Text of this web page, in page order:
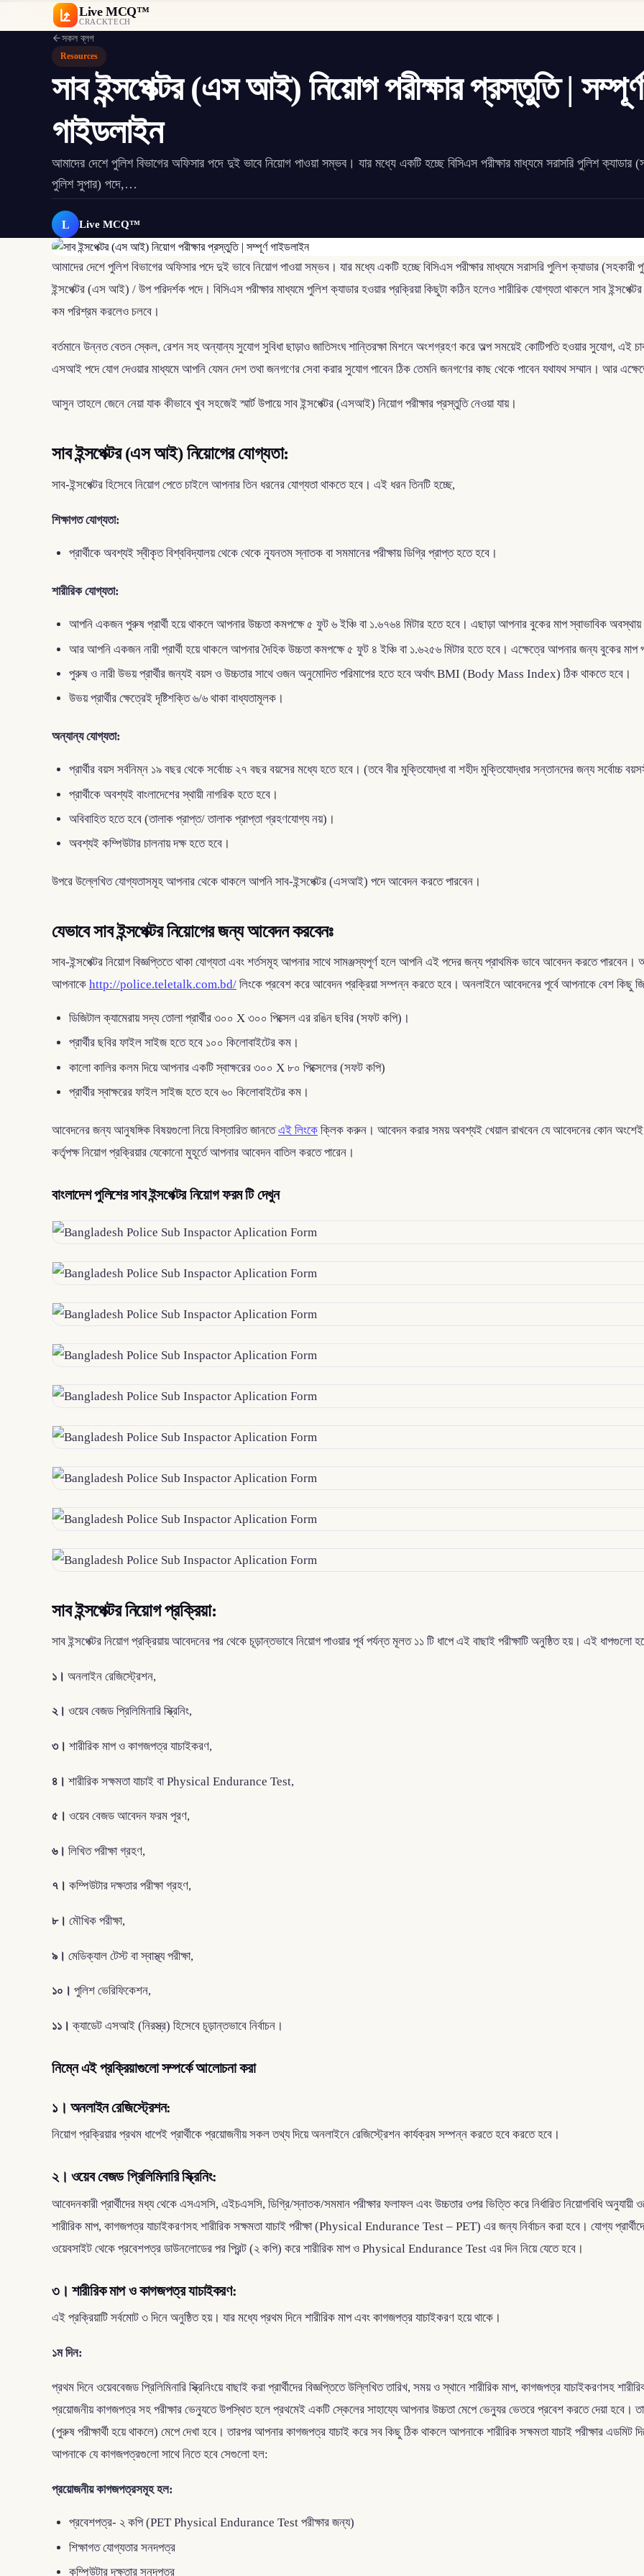
Live MCQ™
CRACKTECH
সকল ব্লগ
Resources
সাব ইন্সপেক্টর (এস আই) নিয়োগ পরীক্ষার প্রস্তুতি | সম্পূর্ণ
গাইডলাইন
আমাদের দেশে পুলিশ বিভাগের অফিসার পদে দুই ভাবে নিয়োগ পাওয়া সম্ভব। যার মধ্যে একটি হচ্ছে বিসিএস পরীক্ষার মাধ্যমে সরাসরি পুলিশ ক্যাডার
পুলিশ সুপার) পদে,…
L Live MCQ™
আমাদের দেশে পুলিশ বিভাগের অফিসার পদে দুই ভাবে নিয়োগ পাওয়া সম্ভব। যার মধ্যে একটি হচ্ছে বিসিএস পরীক্ষার মাধ্যমে সরাসরি পুলিশ ক্যাডার
ইন্সপেক্টর (এস আই) / উপ পরিদর্শক পদে। বিসিএস পরীক্ষার মাধ্যমে পুলিশ ক্যাডার হওয়ার প্রক্রিয়া কিছুটা কঠিন হলেও শারীরিক যোগ্যতা থাকলে সাব
কম পরিশ্রম করলেও চলবে।
বর্তমানে উন্নত বেতন স্কেল, রেশন সহ অন্যান্য সুযোগ সুবিধা ছাড়াও জাতিসংঘ শান্তিরক্ষা মিশনে অংশগ্রহণ করে অল্প সময়েই কোটিপতি হওয়ার সুযোগ, এই
এসআই পদে যোগ দেওয়ার মাধ্যমে আপনি যেমন দেশ তথা জনগণের সেবা করার সুযোগ পাবেন ঠিক তেমনি জনগণের কাছ থেকে পাবেন যথাযথ সম্মান। আর
আসুন তাহলে জেনে নেয়া যাক কীভাবে খুব সহজেই স্মার্ট উপায়ে সাব ইন্সপেক্টর (এসআই) নিয়োগ পরীক্ষার প্রস্তুতি নেওয়া যায়।
সাব ইন্সপেক্টর (এস আই) নিয়োগের যোগ্যতা:
সাব-ইন্সপেক্টর হিসেবে নিয়োগ পেতে চাইলে আপনার তিন ধরনের যোগ্যতা থাকতে হবে। এই ধরন তিনটি হচ্ছে,
শিক্ষাগত যোগ্যতা:
প্রার্থীকে অবশ্যই স্বীকৃত বিশ্ববিদ্যালয় থেকে থেকে ন্যূনতম স্নাতক বা সমমানের পরীক্ষায় ডিগ্রি প্রাপ্ত হতে হবে।
শারীরিক যোগ্যতা:
আপনি একজন পুরুষ প্রার্থী হয়ে থাকলে আপনার উচ্চতা কমপক্ষে ৫ ফুট ৬ ইঞ্চি বা ১.৬৭৬৪ মিটার হতে হবে। এছাড়া আপনার বুকের মাপ স্বাভাবিক
আর আপনি একজন নারী প্রার্থী হয়ে থাকলে আপনার দৈহিক উচ্চতা কমপক্ষে ৫ ফুট ৪ ইঞ্চি বা ১.৬২৫৬ মিটার হতে হবে। এক্ষেত্রে আপনার জন্য বুকের
পুরুষ ও নারী উভয় প্রার্থীর জন্যই বয়স ও উচ্চতার সাথে ওজন অনুমোদিত পরিমাপের হতে হবে অর্থাৎ BMI (Body Mass Index) ঠিক থাকতে হবে।
উভয় প্রার্থীর ক্ষেত্রেই দৃষ্টিশক্তি ৬/৬ থাকা বাধ্যতামূলক।
অন্যান্য যোগ্যতা:
প্রার্থীর বয়স সর্বনিম্ন ১৯ বছর থেকে সর্বোচ্চ ২৭ বছর বয়সের মধ্যে হতে হবে। (তবে বীর মুক্তিযোদ্ধা বা শহীদ মুক্তিযোদ্ধার সন্তানদের জন্য সর্বোচ্চ
প্রার্থীকে অবশ্যই বাংলাদেশের স্থায়ী নাগরিক হতে হবে।
অবিবাহিত হতে হবে (তালাক প্রাপ্ত/ তালাক প্রাপ্তা গ্রহণযোগ্য নয়)।
অবশ্যই কম্পিউটার চালনায় দক্ষ হতে হবে।
উপরে উল্লেখিত যোগ্যতাসমূহ আপনার থেকে থাকলে আপনি সাব-ইন্সপেক্টর (এসআই) পদে আবেদন করতে পারবেন।
যেভাবে সাব ইন্সপেক্টর নিয়োগের জন্য আবেদন করবেনঃ
সাব-ইন্সপেক্টর নিয়োগ বিজ্ঞপ্তিতে থাকা যোগ্যতা এবং শর্তসমূহ আপনার সাথে সামঞ্জস্যপূর্ণ হলে আপনি এই পদের জন্য প্রাথমিক ভাবে আবেদন করতে
আপনাকে http://police.teletalk.com.bd/ লিংকে প্রবেশ করে আবেদন প্রক্রিয়া সম্পন্ন করতে হবে। অনলাইনে আবেদনের পূর্বে আপনাকে বেশ কিছু
ডিজিটাল ক্যামেরায় সদ্য তোলা প্রার্থীর ৩০০ X ৩০০ পিক্সেল এর রঙিন ছবির (সফট কপি)।
প্রার্থীর ছবির ফাইল সাইজ হতে হবে ১০০ কিলোবাইটের কম।
কালো কালির কলম দিয়ে আপনার একটি স্বাক্ষরের ৩০০ X ৮০ পিক্সেলের (সফট কপি)
প্রার্থীর স্বাক্ষরের ফাইল সাইজ হতে হবে ৬০ কিলোবাইটের কম।
আবেদনের জন্য আনুষঙ্গিক বিষয়গুলো নিয়ে বিস্তারিত জানতেএই লিংকে ক্লিক করুন। আবেদন করার সময় অবশ্যই খেয়াল রাখবেন যে আবেদনের কোন অংশেই
কর্তৃপক্ষ নিয়োগ প্রক্রিয়ার যেকোনো মুহূর্তে আপনার আবেদন বাতিল করতে পারেন।
বাংলাদেশ পুলিশের সাব ইন্সপেক্টর নিয়োগ ফরম টি দেখুন
সাব ইন্সপেক্টর নিয়োগ প্রক্রিয়া:
সাব ইন্সপেক্টর নিয়োগ প্রক্রিয়ায় আবেদনের পর থেকে চূড়ান্তভাবে নিয়োগ পাওয়ার পূর্ব পর্যন্ত মূলত ১১ টি ধাপে এই বাছাই পরীক্ষাটি অনুষ্ঠিত হয়। এই ধাপগুলো
১। অনলাইন রেজিস্ট্রেশন,
২। ওয়েব বেজড প্রিলিমিনারি স্ক্রিনিং,
৩। শারীরিক মাপ ও কাগজপত্র যাচাইকরণ,
৪। শারীরিক সক্ষমতা যাচাই বা Physical Endurance Test,
৫। ওয়েব বেজড আবেদন ফরম পূরণ,
৬। লিখিত পরীক্ষা গ্রহণ,
৭। কম্পিউটার দক্ষতার পরীক্ষা গ্রহণ,
৮। মৌখিক পরীক্ষা,
৯। মেডিক্যাল টেস্ট বা স্বাস্থ্য পরীক্ষা,
১০। পুলিশ ভেরিফিকেশন,
১১। ক্যাডেট এসআই (নিরস্ত্র) হিসেবে চূড়ান্তভাবে নির্বাচন।
নিম্নে এই প্রক্রিয়াগুলো সম্পর্কে আলোচনা করা
১। অনলাইন রেজিস্ট্রেশন:
নিয়োগ প্রক্রিয়ার প্রথম ধাপেই প্রার্থীকে প্রয়োজনীয় সকল তথ্য দিয়ে অনলাইনে রেজিস্ট্রেশন কার্যক্রম সম্পন্ন করতে হবে করতে হবে।
২। ওয়েব বেজড প্রিলিমিনারি স্ক্রিনিং:
আবেদনকারী প্রার্থীদের মধ্য থেকে এসএসসি, এইচএসসি, ডিগ্রি/স্নাতক/সমমান পরীক্ষার ফলাফল এবং উচ্চতার ওপর ভিত্তি করে নির্ধারিত নিয়োগবিধি অনুযায়ী
শারীরিক মাপ, কাগজপত্র যাচাইকরণসহ শারীরিক সক্ষমতা যাচাই পরীক্ষা (Physical Endurance Test – PET) এর জন্য নির্বাচন করা হবে। যোগ্য
ওয়েবসাইট থেকে প্রবেশপত্র ডাউনলোডের পর প্রিন্ট (২ কপি) করে শারীরিক মাপ ও Physical Endurance Test এর দিন নিয়ে যেতে হবে।
৩। শারীরিক মাপ ও কাগজপত্র যাচাইকরণ:
এই প্রক্রিয়াটি সর্বমোট ৩ দিনে অনুষ্ঠিত হয়। যার মধ্যে প্রথম দিনে শারীরিক মাপ এবং কাগজপত্র যাচাইকরণ হয়ে থাকে।
১ম দিন:
প্রথম দিনে ওয়েববেজড প্রিলিমিনারি স্ক্রিনিংয়ে বাছাই করা প্রার্থীদের বিজ্ঞপ্তিতে উল্লিখিত তারিখ, সময় ও স্থানে শারীরিক মাপ, কাগজপত্র যাচাইকরণসহ
প্রয়োজনীয় কাগজপত্র সহ পরীক্ষার ভেন্যুতে উপস্থিত হলে প্রথমেই একটি স্কেলের সাহায্যে আপনার উচ্চতা মেপে ভেন্যুর ভেতরে প্রবেশ করতে দেয়া
(পুরুষ পরীক্ষার্থী হয়ে থাকলে) মেপে দেখা হবে। তারপর আপনার কাগজপত্র যাচাই করে সব কিছু ঠিক থাকলে আপনাকে শারীরিক সক্ষমতা যাচাই পরীক্ষার এডমিট
আপনাকে যে কাগজপত্রগুলো সাথে নিতে হবে সেগুলো হল:
প্রয়োজনীয় কাগজপত্রসমূহ হল:
প্রবেশপত্র- ২ কপি (PET Physical Endurance Test পরীক্ষার জন্য)
শিক্ষাগত যোগ্যতার সনদপত্র
কম্পিউটার দক্ষতার সনদপত্র